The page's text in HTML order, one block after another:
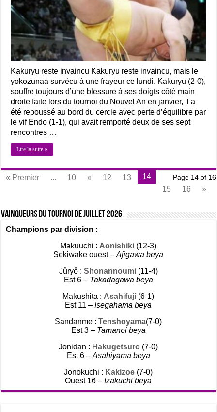
Kakuryu reste invaincu Kakuryu reste invaincu, mais le
yokozunaa survécu à une frayeur ce lundi. Kakuryu (2-0),
souffre toujours d’une blessure à ses doigts côté main
droite faite lors du tournoi du Nouvel An en janvier, il a
été repoussé au bord du cercle avec perte d’équilibre par
le vif Endo (1-1), qui avait remporté deux de ses sept
rencontres …
Lire la suite »
Page 14 of 16
« Premier ... 10 « 12 13
14
15
16 »
Vainqueurs du tournoi de Juillet 2026
Champions par division :
Makuuchi : Aonishiki (12-3)
Sekiwake ouest –Ajigawa beya
Jûryô : Shonannoumi (11-4)
Est 6 – Takadagawa beya
Makushita : Asahifuji (6-1)
Est 11 –Isegahama beya
Sandanme :Tenshoyama(7-0)
Est 3 – Tamanoi beya
Jonidan : Hakugetsuro (7-0)
Est 6 – Asahiyama beya
Jonokuchi : Kakizoe (7-0)
Ouest 16 –Izakuchi beya